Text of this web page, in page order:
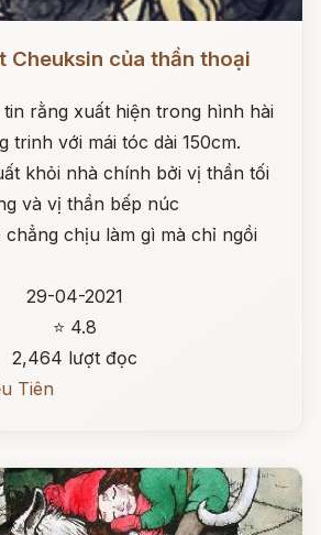
Cheuksin của thần thoại
rằng xuất hiện trong hình hài
trinh với mái tóc dài 150cm.
khỏi nhà chính bởi vị thần tối
và vị thần bếp núc
chịu làm gì mà chỉ ngồi
29-04-2021
⭐ 4.8
2,464 lượt đọc
Tiên